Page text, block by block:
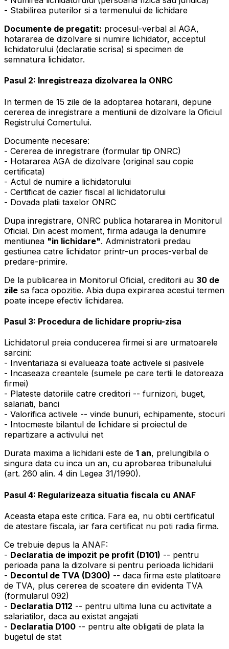
- Stabilirea puterilor si a termenului de lichidare
Documente de pregatit: procesul-verbal al AGA,
hotararea de dizolvare si numire lichidator, acceptul
lichidatorului (declaratie scrisa) si specimen de
semnatura lichidator.
Pasul 2: Inregistreaza dizolvarea la ONRC
In termen de 15 zile de la adoptarea hotararii, depune
cererea de inregistrare a mentiunii de dizolvare la Oficiul
Registrului Comertului.
Documente necesare:
- Cererea de inregistrare (formular tip ONRC)
- Hotararea AGA de dizolvare (original sau copie
certificata)
- Actul de numire a lichidatorului
- Certificat de cazier fiscal al lichidatorului
- Dovada platii taxelor ONRC
Dupa inregistrare, ONRC publica hotararea in Monitorul
Oficial. Din acest moment, firma adauga la denumire
mentiunea "in lichidare". Administratorii predau
gestiunea catre lichidator printr-un proces-verbal de
predare-primire.
De la publicarea in Monitorul Oficial, creditorii au 30 de
zile sa faca opozitie. Abia dupa expirarea acestui termen
poate incepe efectiv lichidarea.
Pasul 3: Procedura de lichidare propriu-zisa
Lichidatorul preia conducerea firmei si are urmatoarele
sarcini:
- Inventariaza si evalueaza toate activele si pasivele
- Incaseaza creantele (sumele pe care tertii le datoreaza
firmei)
- Plateste datoriile catre creditori -- furnizori, buget,
salariati, banci
- Valorifica activele -- vinde bunuri, echipamente, stocuri
- Intocmeste bilantul de lichidare si proiectul de
repartizare a activului net
Durata maxima a lichidarii este de 1 an, prelungibila o
singura data cu inca un an, cu aprobarea tribunalului
(art. 260 alin. 4 din Legea 31/1990).
Pasul 4: Regularizeaza situatia fiscala cu ANAF
Aceasta etapa este critica. Fara ea, nu obtii certificatul
de atestare fiscala, iar fara certificat nu poti radia firma.
Ce trebuie depus la ANAF:
- Declaratia de impozit pe profit (D101) -- pentru
perioada pana la dizolvare si pentru perioada lichidarii
- Decontul de TVA (D300) -- daca firma este platitoare
de TVA, plus cererea de scoatere din evidenta TVA
(formularul 092)
- Declaratia D112 -- pentru ultima luna cu activitate a
salariatilor, daca au existat angajati
- Declaratia D100 -- pentru alte obligatii de plata la
bugetul de stat